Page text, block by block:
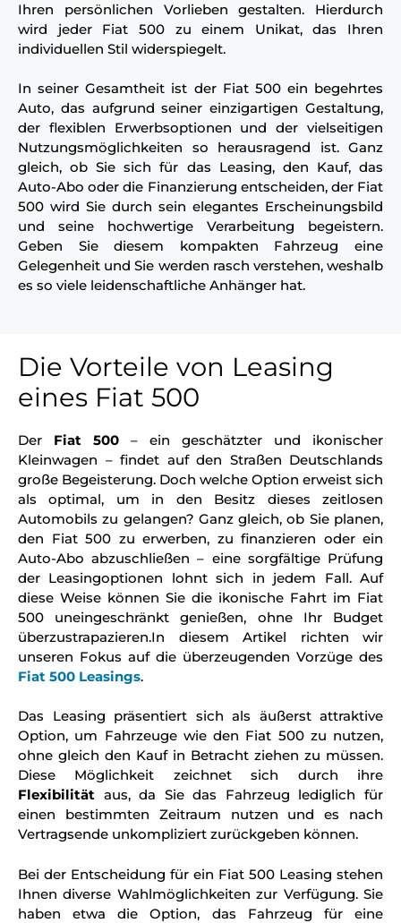
Ihren persönlichen Vorlieben gestalten. Hierdurch
wird jeder Fiat 500 zu einem Unikat, das Ihren
individuellen Stil widerspiegelt.
In seiner Gesamtheit ist der Fiat 500 ein begehrtes
Auto, das aufgrund seiner einzigartigen Gestaltung,
der flexiblen Erwerbsoptionen und der vielseitigen
Nutzungsmöglichkeiten so herausragend ist. Ganz
gleich, ob Sie sich für das Leasing, den Kauf, das
Auto-Abo oder die Finanzierung entscheiden, der Fiat
500 wird Sie durch sein elegantes Erscheinungsbild
und seine hochwertige Verarbeitung begeistern.
Geben Sie diesem kompakten Fahrzeug eine
Gelegenheit und Sie werden rasch verstehen, weshalb
es so viele leidenschaftliche Anhänger hat.
Die Vorteile von Leasing
eines Fiat 500
Der Fiat 500 – ein geschätzter und ikonischer
Kleinwagen – findet auf den Straßen Deutschlands
große Begeisterung. Doch welche Option erweist sich
als optimal, um in den Besitz dieses zeitlosen
Automobils zu gelangen? Ganz gleich, ob Sie planen,
den Fiat 500 zu erwerben, zu finanzieren oder ein
Auto-Abo abzuschließen – eine sorgfältige Prüfung
der Leasingoptionen lohnt sich in jedem Fall. Auf
diese Weise können Sie die ikonische Fahrt im Fiat
500 uneingeschränkt genießen, ohne Ihr Budget
überzustrapazieren.In diesem Artikel richten wir
unseren Fokus auf die überzeugenden Vorzüge des
Fiat 500 Leasings.
Das Leasing präsentiert sich als äußerst attraktive
Option, um Fahrzeuge wie den Fiat 500 zu nutzen,
ohne gleich den Kauf in Betracht ziehen zu müssen.
Diese Möglichkeit zeichnet sich durch ihre
Flexibilität aus, da Sie das Fahrzeug lediglich für
einen bestimmten Zeitraum nutzen und es nach
Vertragsende unkompliziert zurückgeben können.
Bei der Entscheidung für ein Fiat 500 Leasing stehen
Ihnen diverse Wahlmöglichkeiten zur Verfügung. Sie
haben etwa die Option, das Fahrzeug für eine